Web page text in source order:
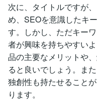
次に、タイトルですが
め、SEOを意識したキ
す。しかし、ただキー
者が興味を持ちやすい
品の主要なメリットや
ると良いでしょう。ま
独創性も持たせること
ります。